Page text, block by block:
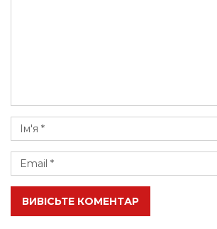
ВИВІСЬТЕ КОМЕНТАР